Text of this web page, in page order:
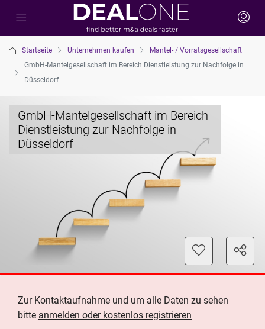
Startseite Unternehmen kaufen
Mantel- / Vorratsgesellschaft
GmbH-Mantelgesellschaft im Bereich Dienstleistung zur Nachfolge in
Düsseldorf
GmbH-Mantelgesellschaft im Bereich
Dienstleistung zur Nachfolge in
Düsseldorf
Zur Kontaktaufnahme und um alle Daten zu sehen
bitte anmelden oder kostenlos registrieren